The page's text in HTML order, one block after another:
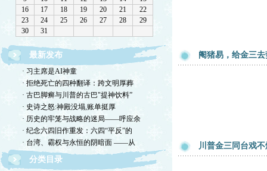
最新发布
· 习主席是AI神童
· 拒绝死亡的四种翻译：跨文明厚葬
· 古巴脚癣与川普的古巴"提神饮料”
· 史诗之怒:神殿没塌,账单挺厚
· 历史的牢笼与战略的迷局——呼应余
· 纪念六四旧作重发：六四“平反”的
· 台湾、霸权与永恒的阴暗面 ——从
分类目录
阉猪易，给金三
川普金三同台戏